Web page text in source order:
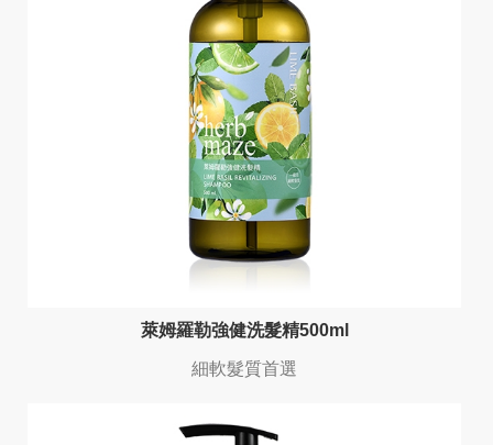
萊姆羅勒強健洗髮精500ml
細軟髮質首選